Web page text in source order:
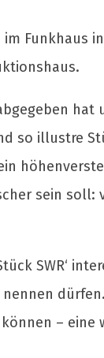
Funkhaus
hat
so illustre
sein soll:
SWR‘
– eine